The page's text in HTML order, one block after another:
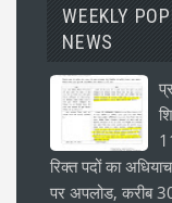
WEEKLY
NEWS
रिक्त पदों का
पर अपलोड, करीब 30